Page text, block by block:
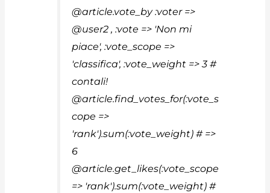
@article.vote_by :voter =>
@user2 , :vote => 'Non mi
piace', :vote_scope =>
'classifica', :vote_weight => 3 #
contali!
@article.find_votes_for(:vote_s
cope =>
'rank').sum(:vote_weight) # =>
6
@article.get_likes(:vote_scope
=> 'rank').sum(:vote_weight) #